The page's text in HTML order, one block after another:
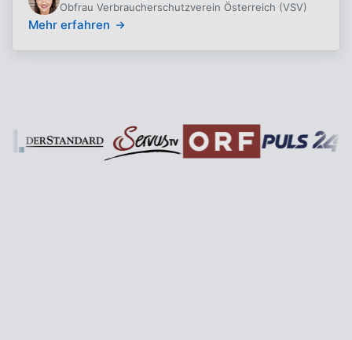
Obfrau Verbraucherschutzverein Österreich (VSV)
Mehr erfahren